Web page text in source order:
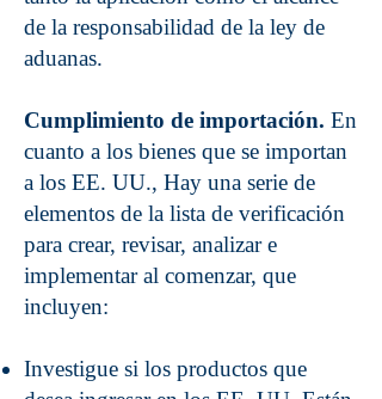
de la responsabilidad de la ley de
aduanas.
Cumplimiento de importación. En
cuanto a los bienes que se importan
a los EE. UU., Hay una serie de
elementos de la lista de verificación
para crear, revisar, analizar e
implementar al comenzar, que
incluyen:
Investigue si los productos que